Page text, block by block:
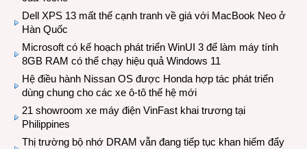
Dell XPS 13 mất thế cạnh tranh về giá với MacBook Neo ở
Hàn Quốc
Microsoft có kế hoạch phát triển WinUI 3 để làm máy tính
8GB RAM có thể chạy hiệu quả Windows 11
Hệ điều hành Nissan OS được Honda hợp tác phát triển
dùng chung cho các xe ô-tô thế hệ mới
21 showroom xe máy điện VinFast khai trương tại
Philippines
Thị trường bộ nhớ DRAM vẫn đang tiếp tục khan hiếm đẩy